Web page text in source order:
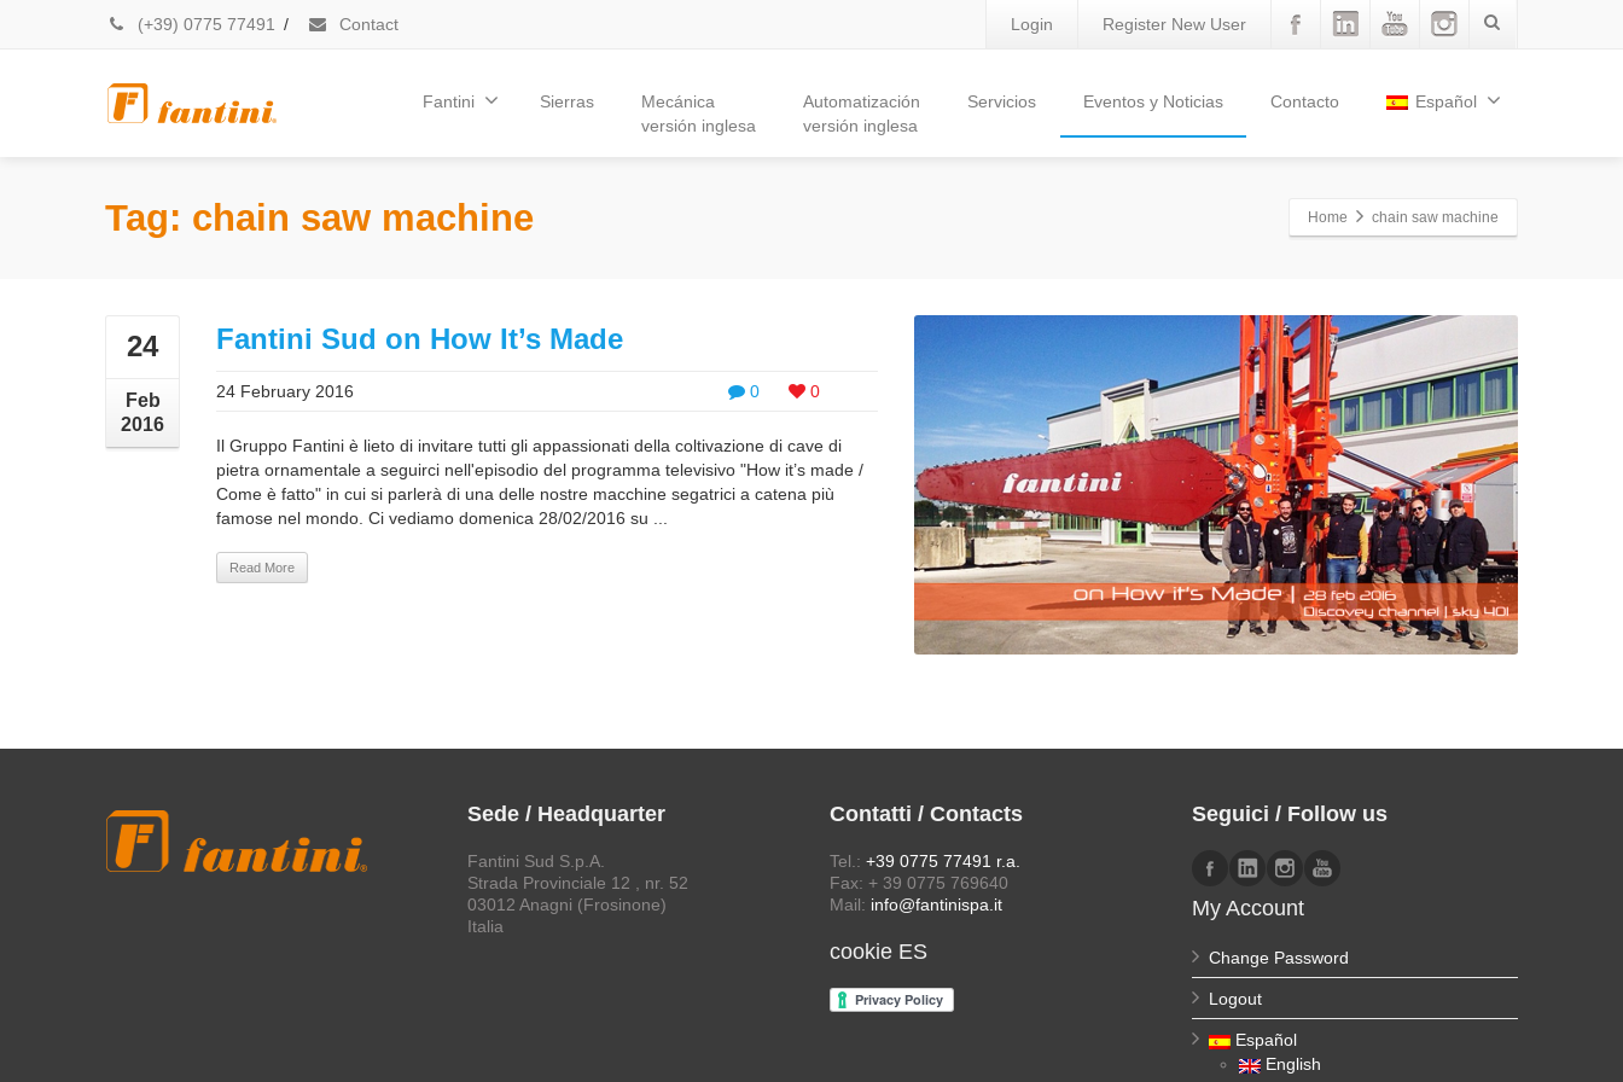
(+39) 0775 77491 / Contact Login Register New User
Fantini Sierras
Mecánica
versión inglesa
Automatización
versión inglesa
Servicios Eventos y Noticias Contacto Español
Tag: chain saw machine Home chain saw machine
24
Feb
2016
Fantini Sud on How It’s Made
0 0
24 February 2016
Il Gruppo Fantini è lieto di invitare tutti gli appassionati della coltivazione di cave di
pietra ornamentale a seguirci nell'episodio del programma televisivo "How it’s made /
Come è fatto" in cui si parlerà di una delle nostre macchine segatrici a catena più
famose nel mondo. Ci vediamo domenica 28/02/2016 su ...
Read More
Sede / Headquarter
Fantini Sud S.p.A.
Strada Provinciale 12 , nr. 52
03012 Anagni (Frosinone)
Italia
Contatti / Contacts
Tel.: +39 0775 77491 r.a.
Fax: + 39 0775 769640
Mail: info@fantinispa.it
cookie ES
Seguici / Follow us
My Account
Change Password
Logout
Español
English